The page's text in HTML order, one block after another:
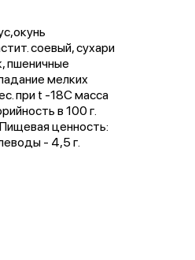
соевый, сухари
пшеничные
мелких
при t -18С масса
в 100 г.
ценность:
- 4,5 г.